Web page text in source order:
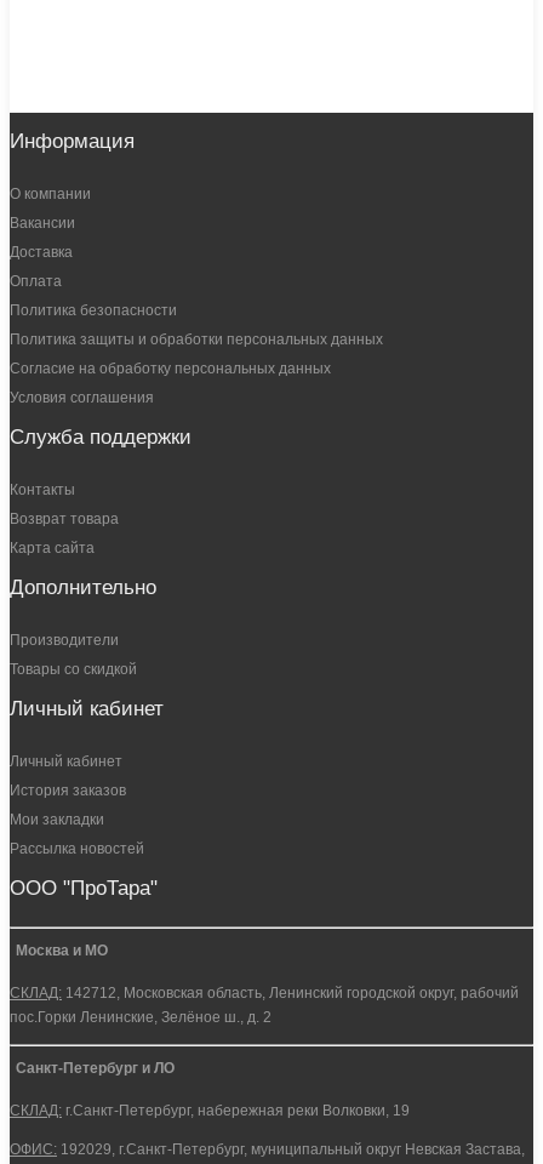
Информация
О компании
Вакансии
Доставка
Оплата
Политика безопасности
Политика защиты и обработки персональных данных
Согласие на обработку персональных данных
Условия соглашения
Служба поддержки
Контакты
Возврат товара
Карта сайта
Дополнительно
Производители
Товары со скидкой
Личный кабинет
Личный кабинет
История заказов
Мои закладки
Рассылка новостей
ООО "ПроТара"
Москва и МО
СКЛАД: 142712, Московская область, Ленинский городской округ, рабочий
пос.Горки Ленинские, Зелёное ш., д. 2
Санкт-Петербург и ЛО
СКЛАД: г.Санкт-Петербург, набережная реки Волковки, 19
ОФИС: 192029, г.Санкт-Петербург, муниципальный округ Невская Застава,